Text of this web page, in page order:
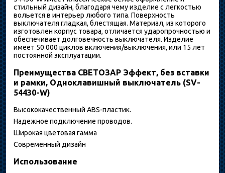
стильный дизайн, благодаря чему изделие с легкостью
вольется в интерьер любого типа. Поверхность
выключателя гладкая, блестящая. Материал, из которого
изготовлен корпус товара, отличается ударопрочностью и
обеспечивает долговечность выключателя. Изделие
имеет 50 000 циклов включения/выключения, или 15 лет
постоянной эксплуатации.
Преимущества СВЕТОЗАР Эффект, без вставки
и рамки, Одноклавишный выключатель (SV-
54430-W)
Высококачественный ABS-пластик.
Надежное подключение проводов.
Широкая цветовая гамма
Современный дизайн
Использование